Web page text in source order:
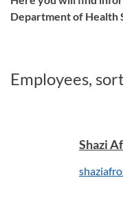
Department of Health
Employees,
Shazi